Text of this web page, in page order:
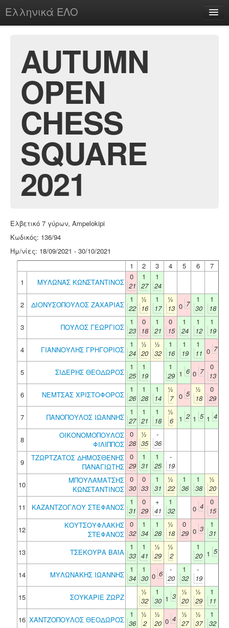
Ελληνικά ΕΛΟ
chesstu.be @ discord
Login
AUTUMN
OPEN
CHESS
SQUARE
2021
Ελβετικό 7 γύρων, Ampelokipi
Κωδικός: 136/94
Ημ/νίες: 18/09/2021 - 30/10/2021
1
2 3 4 5 6
7
1
ΜΥΛΩΝΑΣ ΚΩΝΣΤΑΝΤΙΝΟΣ
0
21
1
27
1
24
2
ΔΙΟΝΥΣΟΠΟΥΛΟΣ ΖΑΧΑΡΙΑΣ
1
22
½
16
1
17
½
13 0 7
1
30
1
18
3
ΠΟΥΛΟΣ ΓΕΩΡΓΙΟΣ
1
23
0
18
1
21
0
15
1
24
1
12
1
19
4
ΓΙΑΝΝΟΥΛΗΣ ΓΡΗΓΟΡΙΟΣ
1
24
½
20
½
32
1
16
1
19
1
11 0 7
5 ΣΙΔΕΡΗΣ ΘΕΟΔΩΡΟΣ
1
25
1
19
1
29 1 6 0 7
0
13
6
ΝΕΜΤΣΑΣ ΧΡΙΣΤΟΦΟΡΟΣ
1
26
1
28
1
14
½
7
0 5
½
18
0
29
7
ΠΑΝΟΠΟΥΛΟΣ ΙΩΑΝΝΗΣ
1
27
1
21
1
18
½
6
1 2 1 5 1 4
8
ΟΙΚΟΝΟΜΟΠΟΥΛΟΣ
ΦΙΛΙΠΠΟΣ
0
28
½
35
-
36
9
ΤΖΩΡΤΖΑΤΟΣ ΔΗΜΟΣΘΕΝΗΣ
ΠΑΝΑΓΙΩΤΗΣ
0
29
1
31
1
25
-
19
10
ΜΠΟΥΛΑΜΑΤΣΗΣ
ΚΩΝΣΤΑΝΤΙΝΟΣ
0
30
0
33
1
31
½
22
1
36
1
38
½
20
11
ΚΑΖΑΝΤΖΟΓΛΟΥ ΣΤΕΦΑΝΟΣ
1
31
0
29
+
41
1
32
0 4
0
15
12
ΚΟΥΤΣΟΥΦΛΑΚΗΣ
ΣΤΕΦΑΝΟΣ
0
32
1
34
1
28
½
18
0
29 0 3
1
31
13
ΤΣΕΚΟΥΡΑ ΒΑΪΑ
1
33
1
41
½
29
½
2
1
20 1 5
14 ΜΥΛΩΝΑΚΗΣ ΙΩΑΝΝΗΣ
1
34
1
30 0 6
-
20
1
32
-
19
15
ΣΟΥΚΑΡΙΕ ΖΩΡΖ
½
32
1
30 1 3
½
20
½
29
1
11
16 ΧΑΝΤΖΟΠΟΥΛΟΣ ΘΕΟΔΩΡΟΣ
1
36
½
2
½
20 0 4
½
27
½
37
1
32